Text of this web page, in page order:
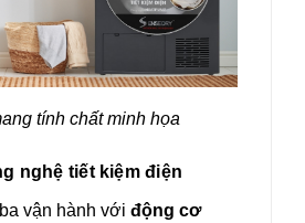
tính chất minh họa
nghệ tiết kiệm điện
vận hành với động cơ